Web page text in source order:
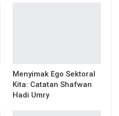
Menyimak Ego Sektoral
Kita: Catatan Shafwan
Hadi Umry